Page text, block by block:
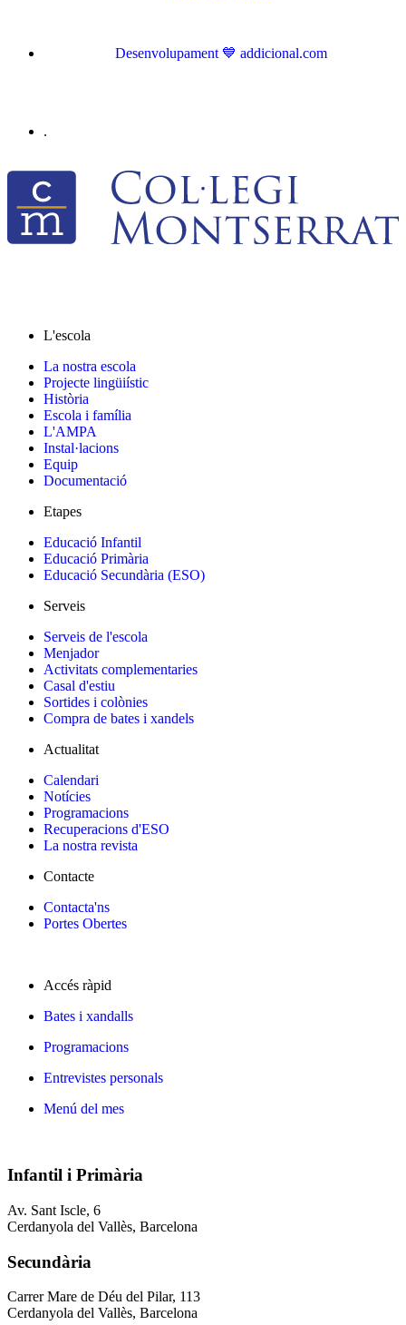
Desenvolupament 💙 addicional.com
.
L'escola
La nostra escola
Projecte lingüiístic
Història
Escola i família
L'AMPA
Instal·lacions
Equip
Documentació
Etapes
Educació Infantil
Educació Primària
Educació Secundària (ESO)
Serveis
Serveis de l'escola
Menjador
Activitats complementaries
Casal d'estiu
Sortides i colònies
Compra de bates i xandels
Actualitat
Calendari
Notícies
Programacions
Recuperacions d'ESO
La nostra revista
Contacte
Contacta'ns
Portes Obertes
Accés ràpid
Bates i xandalls
Programacions
Entrevistes personals
Menú del mes
Infantil i Primària
Av. Sant Iscle, 6
Cerdanyola del Vallès, Barcelona
Secundària
Carrer Mare de Déu del Pilar, 113
Cerdanyola del Vallès, Barcelona